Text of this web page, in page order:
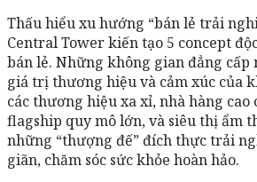
Thấu hiểu xu hướng “bán lẻ trải
Central Tower kiến tạo 5 concept
bán lẻ. Những không gian đẳng cấp
giá trị thương hiệu và cảm xúc của
các thương hiệu xa xỉ, nhà hàng cao
flagship quy mô lớn, và siêu thị ẩm
những “thượng đế” đích thực trải
giãn, chăm sóc sức khỏe hoàn hảo.